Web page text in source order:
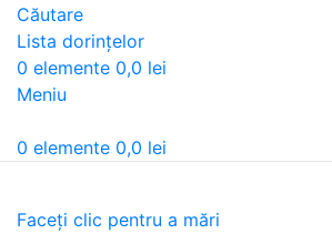
Căutare
Lista dorințelor
0 elemente 0,0 lei
Meniu
0 elemente 0,0 lei
Faceți clic pentru a mări